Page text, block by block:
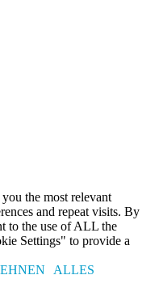
the most relevant
and repeat visits. By
to the use of ALL the
Settings" to provide a
ALLES